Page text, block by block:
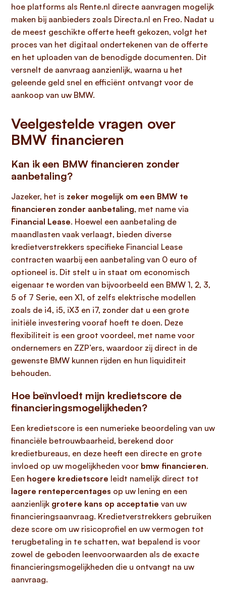
hoe platforms als Rente.nl directe aanvragen mogelijk
maken bij aanbieders zoals Directa.nl en Freo. Nadat u
de meest geschikte offerte heeft gekozen, volgt het
proces van het digitaal ondertekenen van de offerte
en het uploaden van de benodigde documenten. Dit
versnelt de aanvraag aanzienlijk, waarna u het
geleende geld snel en efficiënt ontvangt voor de
aankoop van uw BMW.
Veelgestelde vragen over
BMW financieren
Kan ik een BMW financieren zonder
aanbetaling?
Jazeker, het is zeker mogelijk om een BMW te
financieren zonder aanbetaling, met name via
Financial Lease. Hoewel een aanbetaling de
maandlasten vaak verlaagt, bieden diverse
kredietverstrekkers specifieke Financial Lease
contracten waarbij een aanbetaling van 0 euro of
optioneel is. Dit stelt u in staat om economisch
eigenaar te worden van bijvoorbeeld een BMW 1, 2, 3,
5 of 7 Serie, een X1, of zelfs elektrische modellen
zoals de i4, i5, iX3 en i7, zonder dat u een grote
initiële investering vooraf hoeft te doen. Deze
flexibiliteit is een groot voordeel, met name voor
ondernemers en ZZP’ers, waardoor zij direct in de
gewenste BMW kunnen rijden en hun liquiditeit
behouden.
Hoe beïnvloedt mijn kredietscore de
financieringsmogelijkheden?
Een kredietscore is een numerieke beoordeling van uw
financiële betrouwbaarheid, berekend door
kredietbureaus, en deze heeft een directe en grote
invloed op uw mogelijkheden voor bmw financieren.
Een hogere kredietscore leidt namelijk direct tot
lagere rentepercentages op uw lening en een
aanzienlijk grotere kans op acceptatie van uw
financieringsaanvraag. Kredietverstrekkers gebruiken
deze score om uw risicoprofiel en uw vermogen tot
terugbetaling in te schatten, wat bepalend is voor
zowel de geboden leenvoorwaarden als de exacte
financieringsmogelijkheden die u ontvangt na uw
aanvraag.